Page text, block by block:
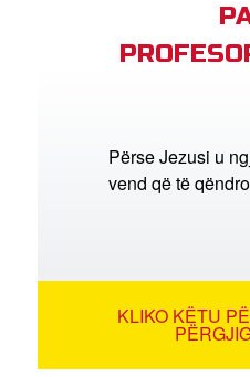
Përse Jezusi u
vend që të
KLIKO KËTU